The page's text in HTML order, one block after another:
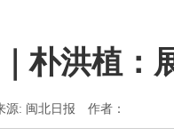
朴洪植：
源: 闽北日报 作者：